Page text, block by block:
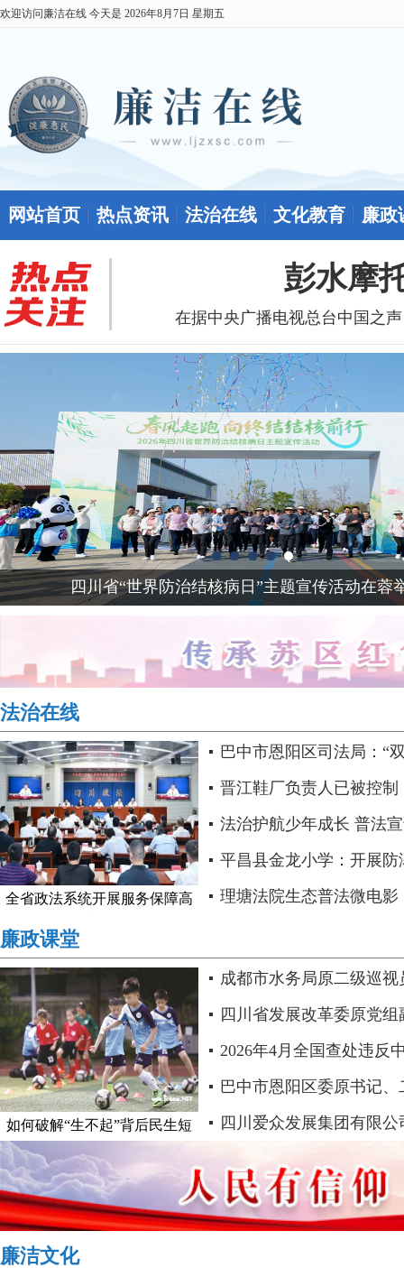
欢迎访问廉洁在线 今天是 2026年8月7日 星期五
网站首页 热点资讯 法治在线 文化教育 廉政
彭水摩
在据中央广播电视总台中国之
四川省“世界防治结核病日”主题宣传活动在蓉
法治在线
全省政法系统开展服务保障高
巴中市恩阳区司法局：“
过硬司法行政队伍..
晋江鞋厂负责人已被控制
法治护航少年成长 普法
中市恩阳区司法局渔溪..
平昌县金龙小学：开展防
及安全培训活动..
理塘法院生态普法微电影
廉政课堂
如何破解“生不起”背后民生短
成都市水务局原二级巡
纪律审查和监察调查..
四川省发展改革委原党
任徐立 严重违纪违法被开
2026年4月全国查处违反
神问题21889起..
巴中市恩阳区委原书记
波 接受纪律审查和监察调
四川爱众发展集团有限
廉洁文化